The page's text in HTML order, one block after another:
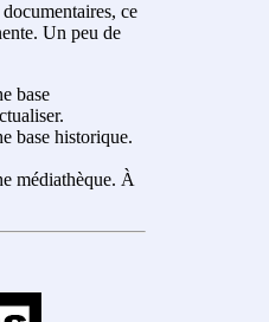
ce
Un peu de
base
base historique.
médiathèque. À